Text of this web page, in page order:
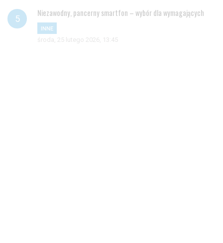
Niezawodny, pancerny smartfon – wybór dla wymagających
INNE
środa, 25 lutego 2026, 13:45